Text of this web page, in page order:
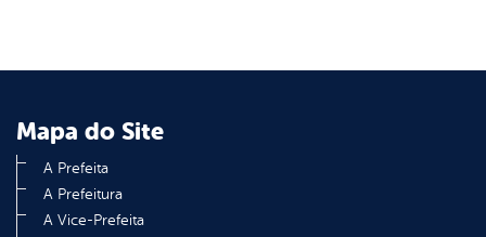
Mapa do Site
A Prefeita
A Prefeitura
A Vice-Prefeita